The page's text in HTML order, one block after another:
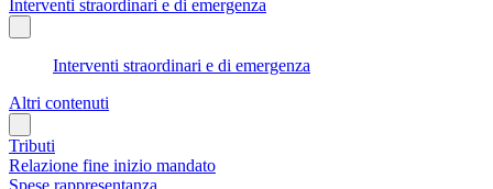
Interventi straordinari e di emergenza
Interventi straordinari e di emergenza
Altri contenuti
Tributi
Relazione fine inizio mandato
Spese rappresentanza